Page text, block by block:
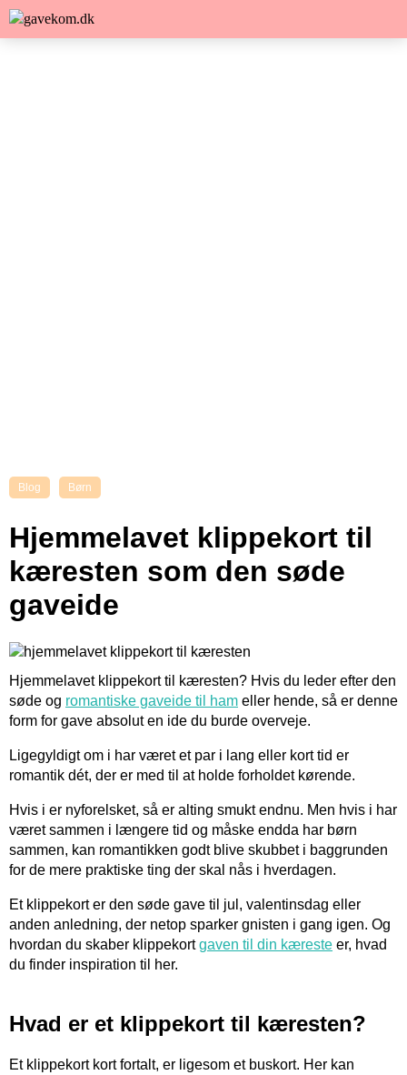
Blog Børn
Hjemmelavet klippekort til
kæresten som den søde
gaveide
Hjemmelavet klippekort til kæresten? Hvis du leder efter den
søde og romantiske gaveide til ham eller hende, så er denne
form for gave absolut en ide du burde overveje.
Ligegyldigt om i har været et par i lang eller kort tid er
romantik dét, der er med til at holde forholdet kørende.
Hvis i er nyforelsket, så er alting smukt endnu. Men hvis i har
været sammen i længere tid og måske endda har børn
sammen, kan romantikken godt blive skubbet i baggrunden
for de mere praktiske ting der skal nås i hverdagen.
Et klippekort er den søde gave til jul, valentinsdag eller
anden anledning, der netop sparker gnisten i gang igen. Og
hvordan du skaber klippekortgaven til din kæreste er, hvad
du finder inspiration til her.
Hvad er et klippekort til kæresten?
Et klippekort kort fortalt, er ligesom et buskort. Her kan